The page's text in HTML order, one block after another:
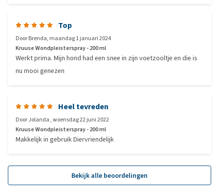
Top
DoorBrenda, maandag 1 januari 2024
Kruuse Wondpleisterspray - 200 ml
Werkt prima. Mijn hond had een snee in zijn voetzooltje en die is
nu mooi genezen
Heel tevreden
DoorJolanda,woensdag 22 juni 2022
Kruuse Wondpleisterspray - 200 ml
Makkelijk in gebruik Diervriendelijk
Bekijk alle beoordelingen